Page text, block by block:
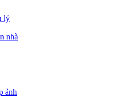
lý
nhà
ảnh